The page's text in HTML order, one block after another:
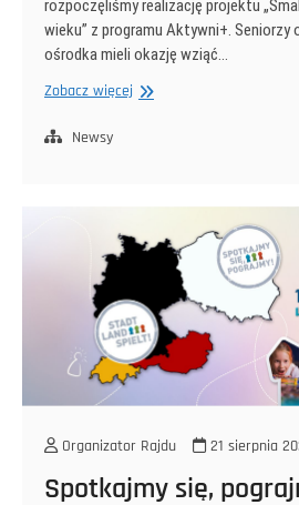
rozpoczęliśmy realizację projektu
wieku” z programu Aktywni+. Seniorzy
ośrodka mieli okazję wziąć…
Zobacz więcej Aktywni+
Garncarskiego
Medyni
Głogowskiej
Newsy
Organizator Rajdu 21 sierpnia
Spotkajmy się,